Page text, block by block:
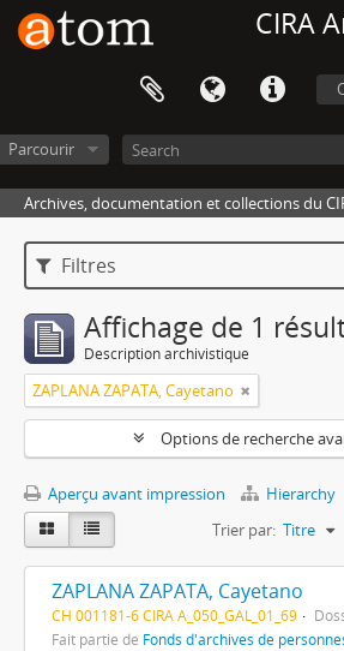
CIRA
Parcourir
Archives, documentation et collections du
Filtres
Affichage de 1
Description archivistique
ZAPLANA ZAPATA, Cayetano
Options de recherche
Aperçu avant impression Hierarchy
Trier par: Titre
ZAPLANA ZAPATA, Cayetano
CH 001181-6 CIRA A_050_GAL_01_69
Fait partie de Fonds d'archives de